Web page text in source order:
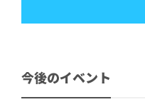
今後のイベント